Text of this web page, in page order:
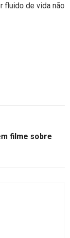
fluido de vida não
filme sobre